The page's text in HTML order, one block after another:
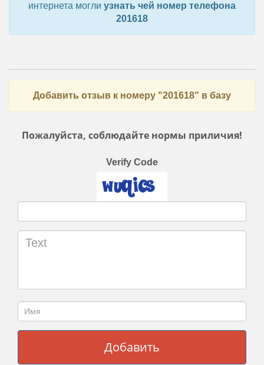
интернета могли узнать чей номер телефона
201618
Добавить отзыв к номеру "201618" в базу
Пожалуйста, соблюдайте нормы приличия!
Verify Code
Добавить